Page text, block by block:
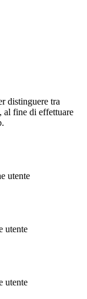
distinguere tra
al fine di effettuare
utente
utente
utente